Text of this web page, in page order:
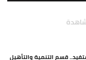
ألف مستفيد.. قسم التنمية والتأهيل